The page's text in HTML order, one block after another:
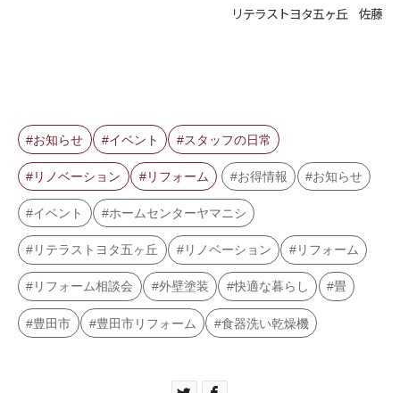
リテラストヨタ五ヶ丘 佐藤
お知らせ イベント スタッフの日常
リノベーション リフォーム お得情報 お知らせ
イベント ホームセンターヤマニシ
リテラストヨタ五ヶ丘 リノベーション リフォーム
リフォーム相談会 外壁塗装 快適な暮らし 畳
豊田市 豊田市リフォーム 食器洗い乾燥機